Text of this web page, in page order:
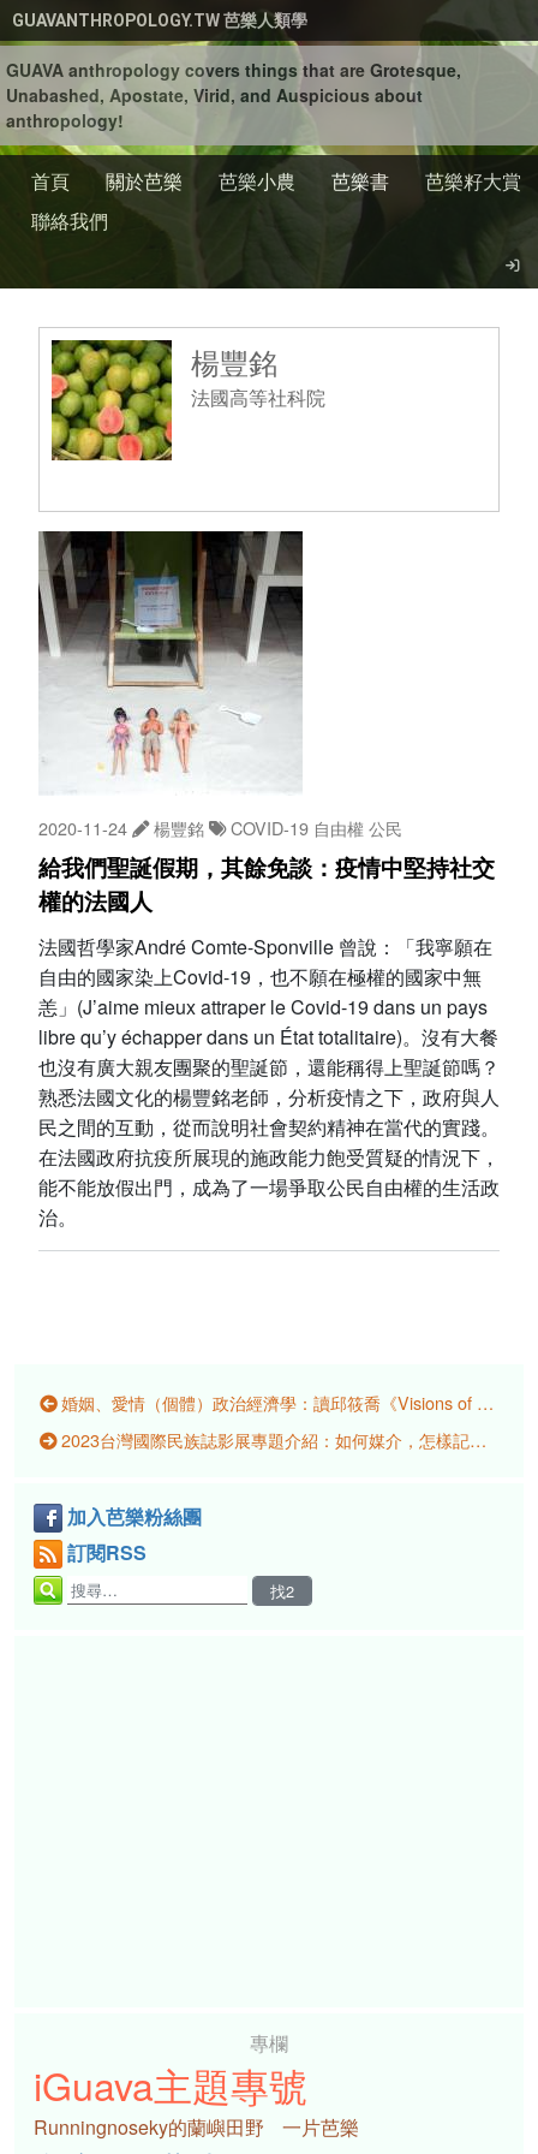
移至主內容
GUAVANTHROPOLOGY.TW 芭樂人類學
GUAVA anthropology covers things that are Grotesque,
Unabashed, Apostate, Virid, and Auspicious about
anthropology!
首頁 關於芭樂 芭樂小農 芭樂書
芭樂籽大賞
聯絡我們
楊豐銘
法國高等社科院
2020-11-24 楊豐銘 COVID-19 自由權 公民
給我們聖誕假期，其餘免談：疫情中堅持社交
權的法國人
法國哲學家André Comte-Sponville 曾說：「我寧願在
自由的國家染上Covid-19，也不願在極權的國家中無
恙」(J’aime mieux attraper le Covid-19 dans un pays
libre qu’y échapper dans un État totalitaire)。沒有大餐
也沒有廣大親友團聚的聖誕節，還能稱得上聖誕節嗎？
熟悉法國文化的楊豐銘老師，分析疫情之下，政府與人
民之間的互動，從而說明社會契約精神在當代的實踐。
在法國政府抗疫所展現的施政能力飽受質疑的情況下，
能不能放假出門，成為了一場爭取公民自由權的生活政
治。
婚姻、愛情（個體）政治經濟學：讀邱筱喬《Visions of Marriage: Politics and Family on Kinmen, 1920–2020》
2023台灣國際民族誌影展專題介紹：如何媒介，怎樣記憶？尋找身分與歷史軌跡的影像行動
加入芭樂粉絲團
訂閱RSS
專欄
iGuava主題專號
Runningnoseky的蘭嶼田野 一片芭樂